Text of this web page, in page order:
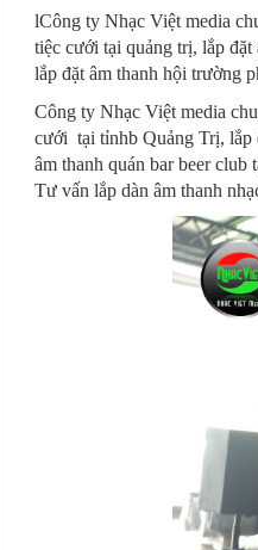
lCông ty Nhạc Việt media
tiệc cưới tại quảng trị, lắp đặt
lắp đặt âm thanh hội trường
Công ty Nhạc Việt media
cưới tại tỉnhb Quảng Trị, lắp
âm thanh quán bar beer
Tư vấn lắp dàn âm thanh